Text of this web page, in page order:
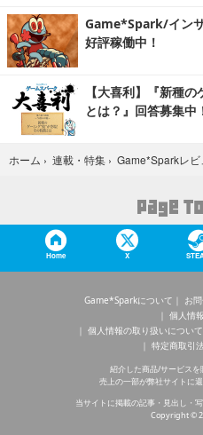
Game*Spark/イン
好評稼働中！
【大喜利】『新種
とは？』回答募集中
ホーム › 連載・特集 › Game*Sparkレビ
Home X
Game*Sparkについて お
個人情
個人情報の取り扱いについ
特定商取引
紹介した商品/サービスを
売上の一部が弊社サイトに
当サイトに掲載の記事・見出し・
Copyright ©